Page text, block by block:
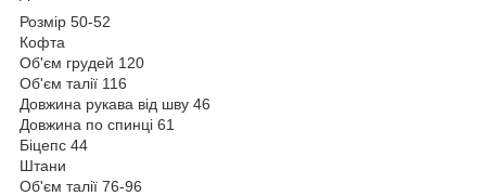
Розмір 50-52
Кофта
Об'єм грудей 120
Об'єм талії 116
Довжина рукава від шву 46
Довжина по спинці 61
Біцепс 44
Штани
Об'єм талії 76-96